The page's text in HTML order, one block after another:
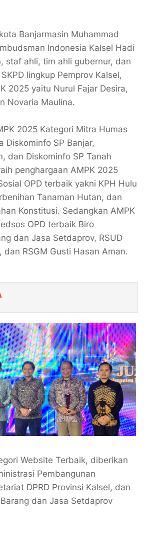
Banjarmasin Muhammad
Indonesia Kalsel Hadi
staf ahli, tim ahli gubernur, dan
lingkup Pemprov Kalsel,
2025 yaitu Nurul Fajar Desira,
Novaria Maulina.
2025 Kategori Mitra Humas
Diskominfo SP Banjar,
dan Diskominfo SP Tanah
penghargaan AMPK 2025
OPD terbaik yakni KPH Hulu
Tanaman Hutan, dan
Konstitusi. Sedangkan AMPK
OPD terbaik Biro
dan Jasa Setdaprov, RSUD
dan RSGM Gusti Hasan Aman.
Website Terbaik, diberikan
Pembangunan
DPRD Provinsi Kalsel, dan
dan Jasa Setdaprov